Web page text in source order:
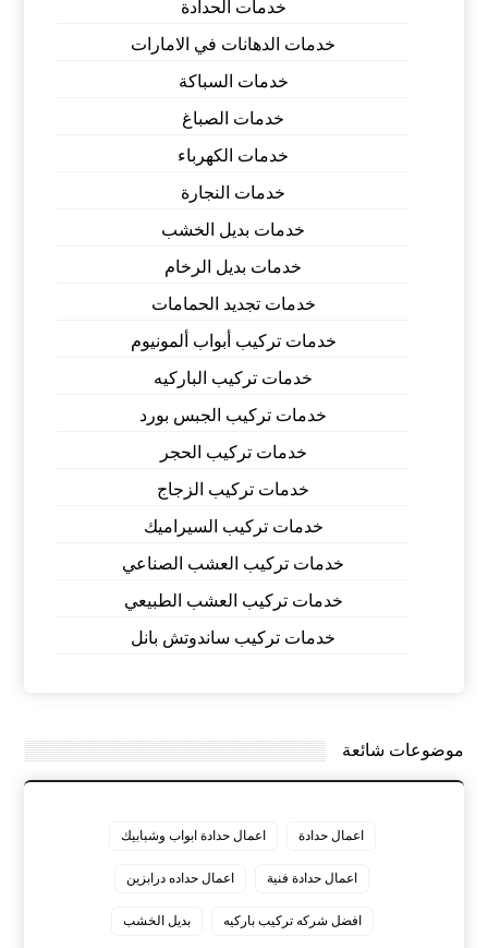
خدمات الحدادة
خدمات الدهانات في الامارات
خدمات السباكة
خدمات الصباغ
خدمات الكهرباء
خدمات النجارة
خدمات بديل الخشب
خدمات بديل الرخام
خدمات تجديد الحمامات
خدمات تركيب أبواب ألمونيوم
خدمات تركيب الباركيه
خدمات تركيب الجبس بورد
خدمات تركيب الحجر
خدمات تركيب الزجاج
خدمات تركيب السيراميك
خدمات تركيب العشب الصناعي
خدمات تركيب العشب الطبيعي
خدمات تركيب ساندوتش بانل
موضوعات شائعة
اعمال حدادة اعمال حدادة ابواب وشبابيك
اعمال حدادة فنية اعمال حداده درابزين
افضل شركه تركيب باركيه بديل الخشب